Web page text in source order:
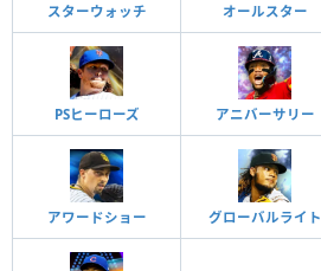
スターウォッチ オールスター
PSヒーローズ アニバーサリー
アワードショー グローバルライト